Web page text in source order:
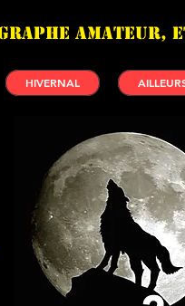
amateur,
HIVERNAL